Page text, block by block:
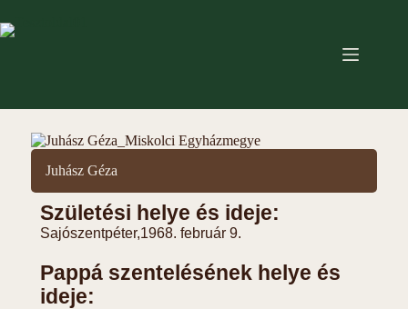
Juhász Géza
Születési helye és ideje:
Sajószentpéter,1968. február 9.
Pappá szentelésének helye és
ideje: